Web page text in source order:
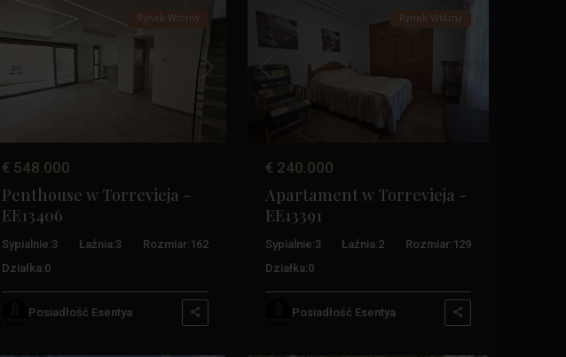
Poprzedni
Rynek Wtórny
€ 548.000
Penthouse w Torrevieja –
EE13406
Sypialnie:3 Łaźnia:3 Rozmiar: 162
Działka:0
Posiadłość Esentya
Poprzedni
Rynek Wtórny
€ 240.000
Apartament w Torrevieja –
EE13391
Sypialnie:3 Łaźnia:2 Rozmiar: 129
Działka:0
Posiadłość Esentya
Nuevas,
Balkony,